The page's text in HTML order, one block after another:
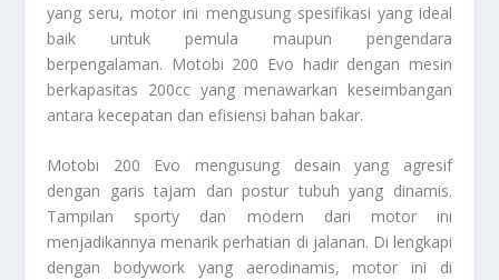
yang seru, motor ini mengusung spesifikasi yang ideal
baik untuk pemula maupun pengendara
berpengalaman. Motobi 200 Evo hadir dengan mesin
berkapasitas 200cc yang menawarkan keseimbangan
antara kecepatan dan efisiensi bahan bakar.
Motobi 200 Evo mengusung desain yang agresif
dengan garis tajam dan postur tubuh yang dinamis.
Tampilan sporty dan modern dari motor ini
menjadikannya menarik perhatian di jalanan. Di lengkapi
dengan bodywork yang aerodinamis, motor ini di